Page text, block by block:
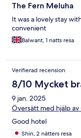
The Fern Meluha
It was a lovely stay
convenient
Balwant, 1 natts resa
Verifierad recension
8/10 Mycket
9 jan. 2025
Översätt med hjälp
Good hotel
Shin, 2 nätters resa